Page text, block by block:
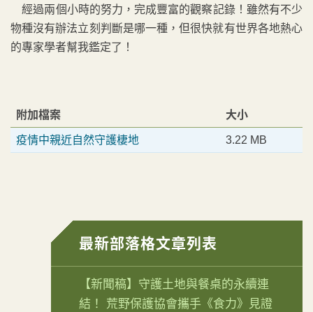
經過兩個小時的努力，完成豐富的觀察記錄！雖然有不少
物種沒有辦法立刻判斷是哪一種，但很快就有世界各地熱心
的專家學者幫我鑑定了！
附加檔案 大小
疫情中親近自然守護棲地 3.22 MB
最新部落格文章列表
【新聞稿】守護土地與餐桌的永續連
結！ 荒野保護協會攜手《食力》見證